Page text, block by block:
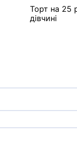
Торт на 25
дівчині